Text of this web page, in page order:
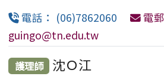
本市布可星球網站例行性維
臺南市北門區文山國民小學
科長期代理教師第一次招考結
電話： (06)7862060
電郵
guingo@tn.edu.tw
護理師 沈Ｏ江